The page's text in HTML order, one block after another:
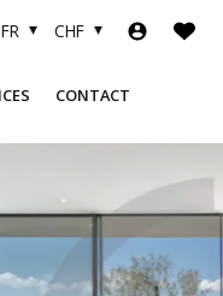
CHF
FR
CONTACT